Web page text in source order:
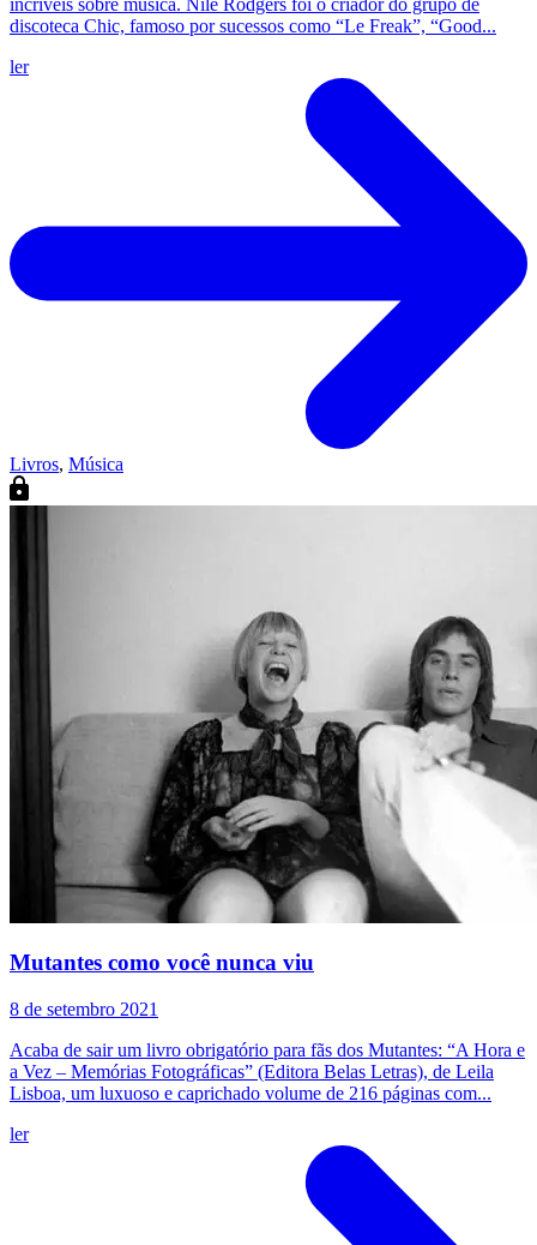
incríveis sobre música. Nile Rodgers foi o criador do grupo de
discoteca Chic, famoso por sucessos como “Le Freak”, “Good...
ler
Livros, Música
Mutantes como você nunca viu
8 de setembro 2021
Acaba de sair um livro obrigatório para fãs dos Mutantes: “A Hora e
a Vez – Memórias Fotográficas” (Editora Belas Letras), de Leila
Lisboa, um luxuoso e caprichado volume de 216 páginas com...
ler